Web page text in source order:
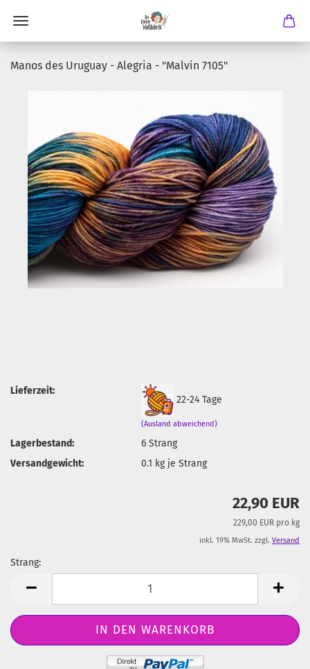
Manos des Uruguay - Alegria - "Malvin 7105"
Lieferzeit:
22-24 Tage
(Ausland abweichend)
Lagerbestand: 6Strang
Versandgewicht:
0.1 kg je Strang
22,90 EUR
229,00 EUR pro kg
inkl. 19% MwSt. zzgl. Versand
Strang: